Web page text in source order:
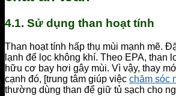
4.1. Sử dụng than hoạt tính
Than hoạt tính hấp thụ mùi mạnh mẽ.
lạnh để lọc không khí. Theo EPA, than
hữu cơ bay hơi gây mùi. Vì vậy, thay
cạnh đó, [trung tâm giúp việc chăm sóc
thường dùng than để giữ tủ sạch cho